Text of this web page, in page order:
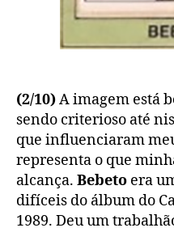
(2/10)A imagem está
sendo criterioso até
que influenciaram
representa o que
alcança. Bebeto era
difíceis do álbum do
1989. Deu um